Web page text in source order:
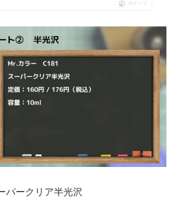
ポチップ
パークリア半光沢